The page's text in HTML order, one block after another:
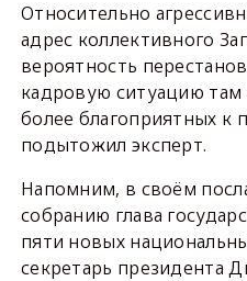
Относительно
адрес коллективного
вероятность
кадровую ситуацию там
более благоприятных к
подытожил эксперт.
Напомним, в своём
собранию глава
пяти новых
секретарь президента